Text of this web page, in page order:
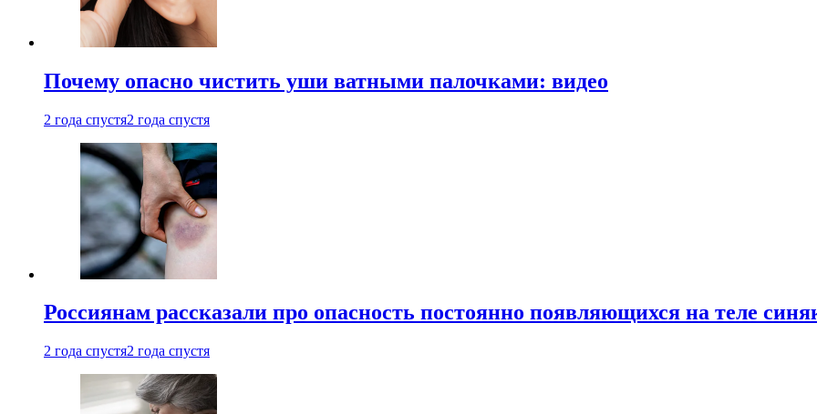
Почему опасно чистить уши ватными палочками: видео
2 года спустя2 года спустя
Россиянам рассказали про опасность постоянно появляющихся на теле
2 года спустя2 года спустя